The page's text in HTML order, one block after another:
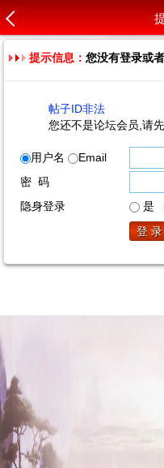
提示信息：您没有登录或
帖子ID非法
您还不是论坛会员,请
用户名
Email
密 码
隐身登录
是